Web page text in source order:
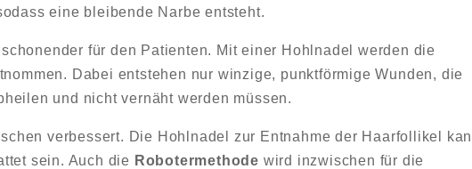
eine bleibende Narbe entsteht.
für den Patienten. Mit einer Hohlnadel werden die
Dabei entstehen nur winzige, punktförmige Wunden, die
und nicht vernäht werden müssen.
verbessert. Die Hohlnadel zur Entnahme der Haarfollikel
sein. Auch die Robotermethode wird inzwischen für die